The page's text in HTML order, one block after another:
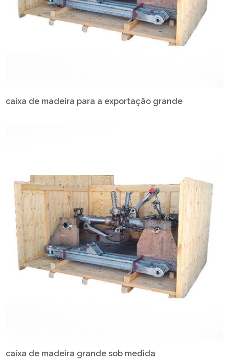
caixa de madeira para a exportação grande
caixa de madeira grande sob medida